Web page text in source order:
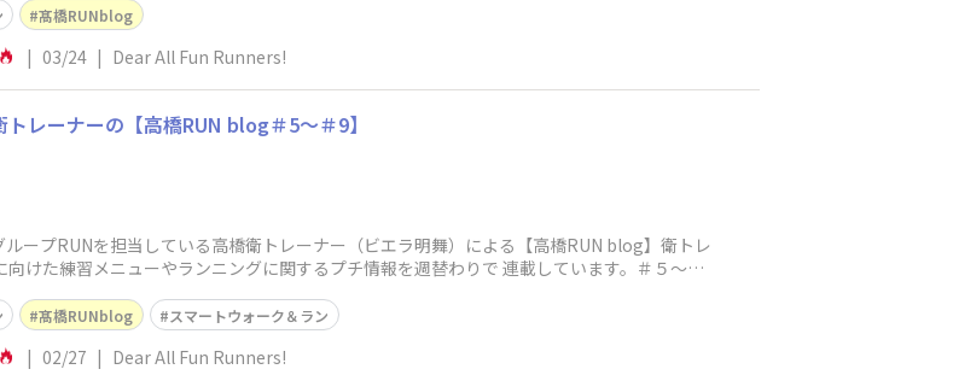
髙橋RUNblog
| 03/24 | Dear All Fun Runners!
レーナーの【高橋RUN blog＃5～＃9】
ループRUNを担当している高橋衛トレーナー（ビエラ明舞）による【高橋RUN blog】衛トレ
けた練習メニューやランニングに関するプチ情報を週替わりで 連載しています。＃５～＃
髙橋RUNblog スマートウォーク＆ラン
| 02/27 | Dear All Fun Runners!